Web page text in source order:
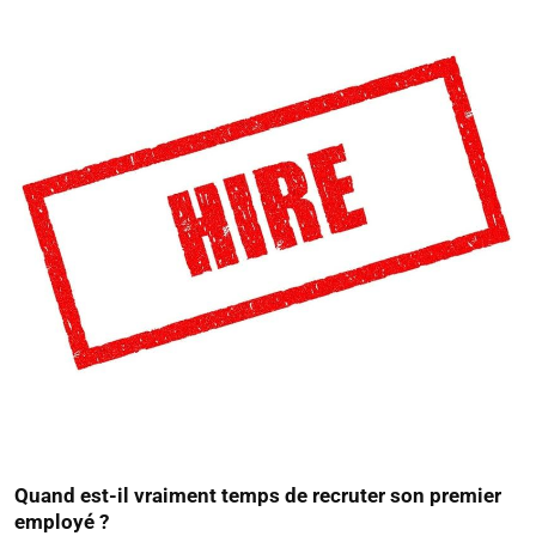
Quand est-il vraiment temps de recruter son premier
employé ?